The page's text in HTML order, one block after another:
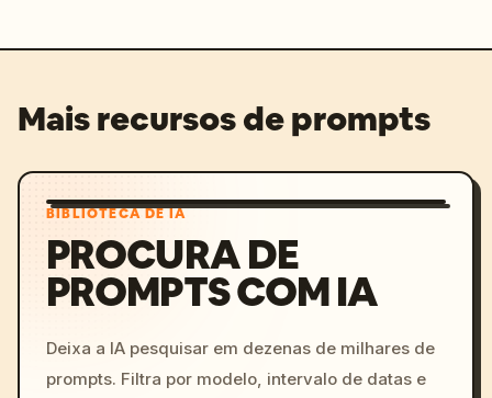
Mais recursos de prompts
BIBLIOTECA DE IA
PROCURA DE
PROMPTS COM IA
Deixa a IA pesquisar em dezenas de milhares de
prompts. Filtra por modelo, intervalo de datas e